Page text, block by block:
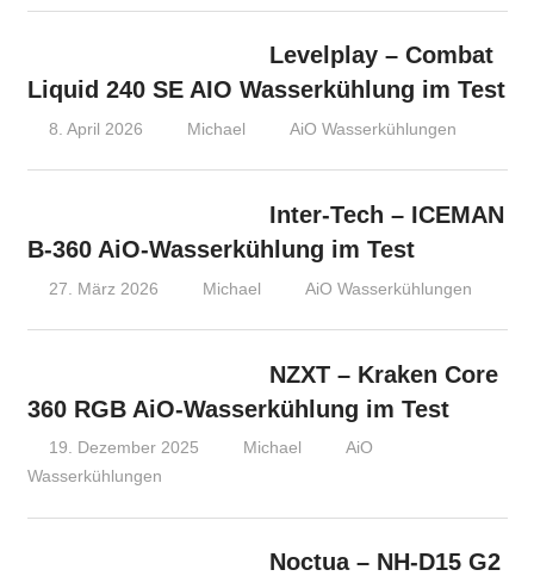
Levelplay – Combat
Liquid 240 SE AIO Wasserkühlung im Test
8. April 2026 Michael AiO Wasserkühlungen
Inter-Tech – ICEMAN
B-360 AiO-Wasserkühlung im Test
27. März 2026 Michael AiO Wasserkühlungen
NZXT – Kraken Core
360 RGB AiO-Wasserkühlung im Test
19. Dezember 2025 Michael
AiO
Wasserkühlungen
Noctua – NH-D15 G2